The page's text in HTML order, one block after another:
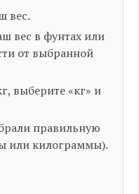
вес.
вес в фунтах или
от выбранной
выберите «кг» и
правильную
или килограммы).